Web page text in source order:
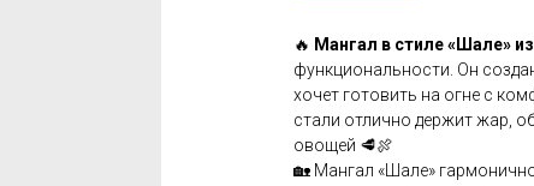
🔥 Мангал в стиле «Шале»
функциональности. Он
хочет готовить на огне с
стали отлично держит жар,
овощей 🥩🍖
🏡 Мангал «Шале»